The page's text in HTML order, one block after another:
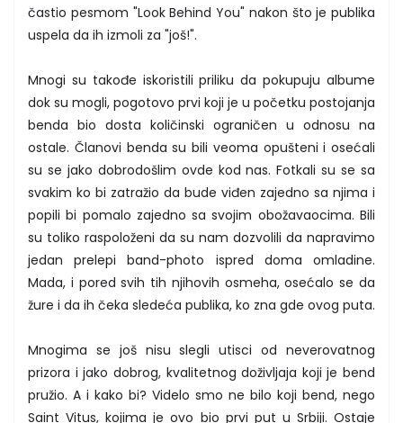
častio pesmom "Look Behind You" nakon što je publika
uspela da ih izmoli za "još!".
Mnogi su takođe iskoristili priliku da pokupuju albume
dok su mogli, pogotovo prvi koji je u početku postojanja
benda bio dosta količinski ograničen u odnosu na
ostale. Članovi benda su bili veoma opušteni i osećali
su se jako dobrodošlim ovde kod nas. Fotkali su se sa
svakim ko bi zatražio da bude viđen zajedno sa njima i
popili bi pomalo zajedno sa svojim obožavaocima. Bili
su toliko raspoloženi da su nam dozvolili da napravimo
jedan prelepi band-photo ispred doma omladine.
Mada, i pored svih tih njihovih osmeha, osećalo se da
žure i da ih čeka sledeća publika, ko zna gde ovog puta.
Mnogima se još nisu slegli utisci od neverovatnog
prizora i jako dobrog, kvalitetnog doživljaja koji je bend
pružio. A i kako bi? Videlo smo ne bilo koji bend, nego
Saint Vitus, kojima je ovo bio prvi put u Srbiji. Ostaje